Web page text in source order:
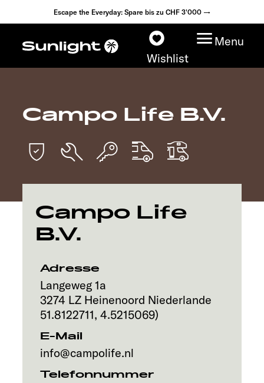
Escape the Everyday: Spare bis zu CHF 3'000 →
Wishlist
Menu
Modelle
Konfigurator
Fahrzeugfinder
Händlersuche
Service
Campo Life B.V.
Campo Life
B.V.
Adresse
Langeweg 1a
3274 LZ Heinenoord Niederlande
51.8122711, 4.5215069)
E-Mail
info@campolife.nl
Telefonnummer